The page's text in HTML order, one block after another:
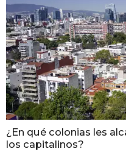
¿En qué colonias les
los capitalinos?